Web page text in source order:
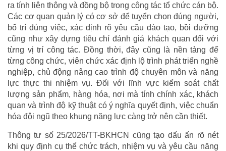
ra tính liên thông và đồng bộ trong công tác tổ chức cán bộ.
Các cơ quan quản lý có cơ sở để tuyển chọn đúng người,
bố trí đúng việc, xác định rõ yêu cầu đào tạo, bồi dưỡng
cũng như xây dựng tiêu chí đánh giá khách quan đối với
từng vị trí công tác. Đồng thời, đây cũng là nền tảng để
từng công chức, viên chức xác định lộ trình phát triển nghề
nghiệp, chủ động nâng cao trình độ chuyên môn và năng
lực thực thi nhiệm vụ. Đối với lĩnh vực kiểm soát chất
lượng sản phẩm, hàng hóa, nơi mà tính chính xác, khách
quan và trình độ kỹ thuật có ý nghĩa quyết định, việc chuẩn
hóa đội ngũ theo khung năng lực càng trở nên cần thiết.
Thông tư số 25/2026/TT-BKHCN cũng tạo dấu ấn rõ nét
khi quy định cụ thể chức trách, nhiệm vụ và yêu cầu năng